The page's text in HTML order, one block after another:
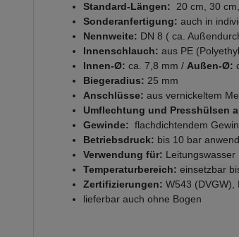
Standard-Längen: 20 cm, 30
Sonderanfertigung: auch in
Nennweite: DN 8 ( ca.
Innenschlauch: aus PE
Innen-Ø: ca. 7,8 mm / Außen-Ø:
Biegeradius: 25 mm
Anschlüsse: aus vernickeltem
Umflechtung und Presshülsen
Gewinde: flachdichtendem
Betriebsdruck: bis 10 bar
Verwendung für: Leitungswasser
Temperaturbereich: einsetzbar
Zertifizierungen: W543 (DVGW),
lieferbar auch ohne Bogen